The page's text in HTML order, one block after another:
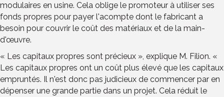
modulaires en usine. Cela oblige le promoteur à utiliser ses
fonds propres pour payer l'acompte dont le fabricant a
besoin pour couvrir le coût des matériaux et de la main-
d'œuvre.
« Les capitaux propres sont précieux », explique M. Filion. «
Les capitaux propres ont un coût plus élevé que les capitaux
empruntés. Il n'est donc pas judicieux de commencer par en
dépenser une grande partie dans un projet. Cela réduit le